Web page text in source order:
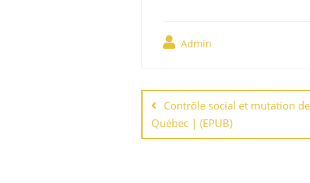
Admin
Navegación
de
entradas
Contrôle social et mutation
Québec | (EPUB)